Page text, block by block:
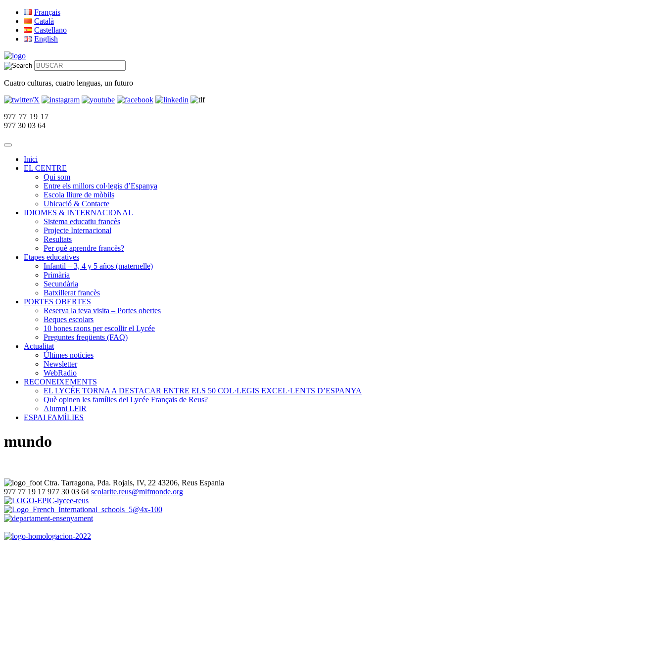
Français
Català
Castellano
English
Cuatro culturas, cuatro lenguas, un futuro
977 77 19 17
977 30 03 64
Inici
EL CENTRE
Qui som
Entre els millors col·legis d’Espanya
Escola lliure de mòbils
Ubicació & Contacte
IDIOMES & INTERNACIONAL
Sistema educatiu francès
Projecte Internacional
Resultats
Per què aprendre francès?
Etapes educatives
Infantil – 3, 4 y 5 años (maternelle)
Primària
Secundària
Batxillerat francès
PORTES OBERTES
Reserva la teva visita – Portes obertes
Beques escolars
10 bones raons per escollir el Lycée
Preguntes freqüents (FAQ)
Actualitat
Últimes notícies
Newsletter
WebRadio
RECONEIXEMENTS
EL LYCÉE TORNA A DESTACAR ENTRE ELS 50 COL·LEGIS EXCEL·LENTS D’ESPANYA
Què opinen les famílies del Lycée Français de Reus?
Alumni LFIR
ESPAI FAMÍLIES
mundo
Ctra. Tarragona, Pda. Rojals, IV, 22 43206, Reus Espania
977 77 19 17 977 30 03 64 scolarite.reus@mlfmonde.org